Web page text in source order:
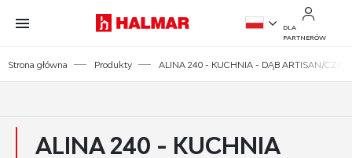
Przejdź do treści.
Przejdź do menu.
Przejdź do wyszukiwarki.
EN
DLA
PARTNERÓW
Strona główna Produkty ALINA 240 - KUCHNIA - DĄB ARTISAN/
ALINA 240 - KUCHNIA